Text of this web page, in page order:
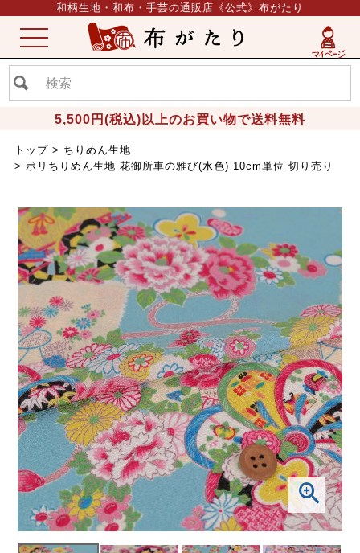
和柄生地・和布・手芸の通販店《公式》布がたり
5,500円(税込)以上のお買い物で送料無料
ME
NU
トップ
ちりめん生地
ポリちりめん生地 花御所車の雅び(水色) 10cm単位 切り売り